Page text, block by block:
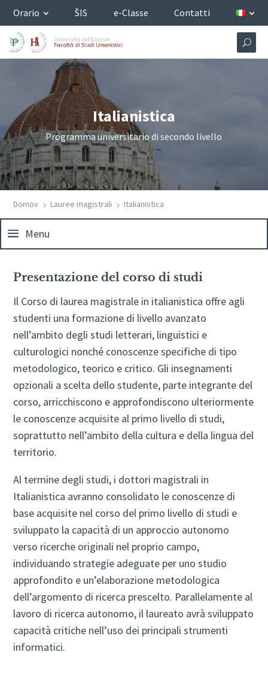
Orario ŠIS e-Classe Contatti
Italianistica
Programma universitario di secondo livello
Domov 5 Lauree magistrali 5 Italianistica
Menu
Presentazione del corso di studi
Il Corso di laurea magistrale in italianistica offre agli
studenti una formazione di livello avanzato
nell’ambito degli studi letterari, linguistici e
culturologici nonché conoscenze specifiche di tipo
metodologico, teorico e critico. Gli insegnamenti
opzionali a scelta dello studente, parte integrante del
corso, arricchiscono e approfondiscono ulteriormente
le conoscenze acquisite al primo livello di studi,
soprattutto nell’ambito della cultura e della lingua del
territorio.
Al termine degli studi, i dottori magistrali in
Italianistica avranno consolidato le conoscenze di
base acquisite nel corso del primo livello di studi e
sviluppato la capacità di un approccio autonomo
verso ricerche originali nel proprio campo,
individuando strategie adeguate per uno studio
approfondito e un’elaborazione metodologica
dell’argomento di ricerca prescelto. Parallelamente al
lavoro di ricerca autonomo, il laureato avrà sviluppato
capacità critiche nell’uso dei principali strumenti
informatici.